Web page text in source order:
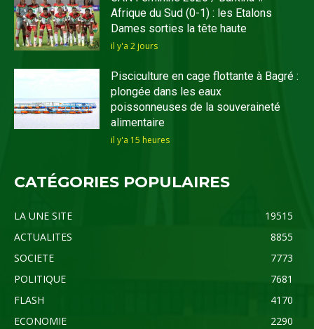
Afrique du Sud (0-1) : les Etalons
Dames sorties la tête haute
il y'a 2 jours
Pisciculture en cage flottante à Bagré :
plongée dans les eaux
poissonneuses de la souveraineté
alimentaire
il y'a 15 heures
CATÉGORIES POPULAIRES
LA UNE SITE
19515
ACTUALITES
8855
SOCIETE
7773
POLITIQUE
7681
FLASH
4170
ECONOMIE
2290